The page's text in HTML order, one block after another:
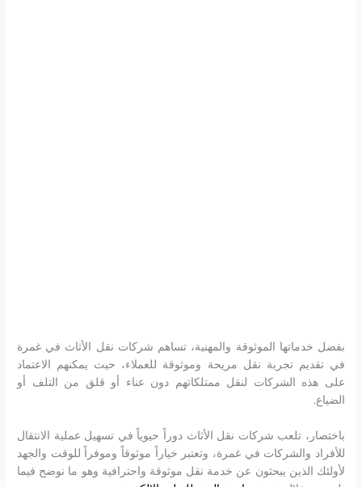
بفضل خدماتها الموثوقة والمهنية، تساهم شركات نقل الأثاث في غمرة
في تقديم تجربة نقل مريحة وموثوقة للعملاء، حيث يمكنهم الاعتماد
على هذه الشركات لنقل ممتلكاتهم دون عناء أو قلق من التلف أو
الضياع.
باختصار، تلعب شركات نقل الأثاث دوراً حيوياً في تسهيل عملية الانتقال
للأفراد والشركات في غمرة، وتعتبر خياراً موثوقاً وموفراً للوقت والجهد
لأولئك الذين يبحثون عن خدمة نقل موثوقة واحترافية وهو ما نوضح فيما